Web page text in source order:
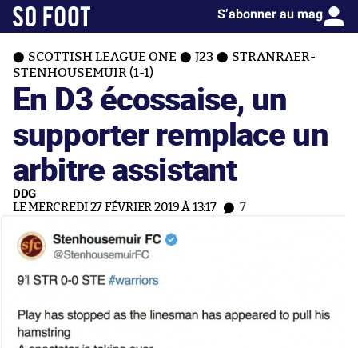
S’abonner au mag
SCOTTISH LEAGUE ONE J23
STRANRAER-
STENHOUSEMUIR (1-1)
En D3 écossaise, un
supporter remplace un
arbitre assistant
DDG
LE MERCREDI 27 FÉVRIER 2019 À 13:17 7